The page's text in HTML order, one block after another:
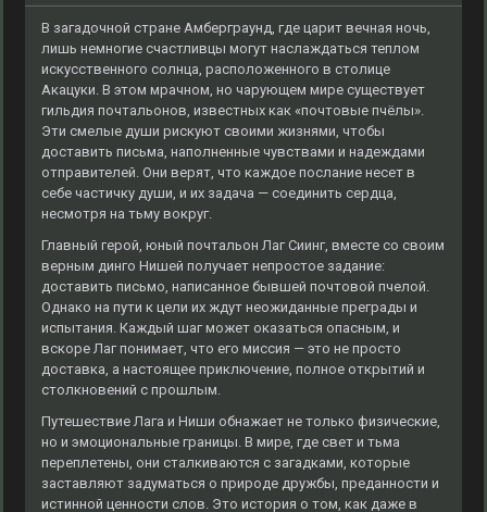
В загадочной стране Амберграунд, где царит вечная ночь,
лишь немногие счастливцы могут наслаждаться теплом
искусственного солнца, расположенного в столице
Акацуки. В этом мрачном, но чарующем мире существует
гильдия почтальонов, известных как «почтовые пчёлы».
Эти смелые души рискуют своими жизнями, чтобы
доставить письма, наполненные чувствами и надеждами
отправителей. Они верят, что каждое послание несет в
себе частичку души, и их задача — соединить сердца,
несмотря на тьму вокруг.
Главный герой, юный почтальон Лаг Сиинг, вместе со своим
верным динго Нишей получает непростое задание:
доставить письмо, написанное бывшей почтовой пчелой.
Однако на пути к цели их ждут неожиданные преграды и
испытания. Каждый шаг может оказаться опасным, и
вскоре Лаг понимает, что его миссия — это не просто
доставка, а настоящее приключение, полное открытий и
столкновений с прошлым.
Путешествие Лага и Ниши обнажает не только физические,
но и эмоциональные границы. В мире, где свет и тьма
переплетены, они сталкиваются с загадками, которые
заставляют задуматься о природе дружбы, преданности и
истинной ценности слов. Это история о том, как даже в